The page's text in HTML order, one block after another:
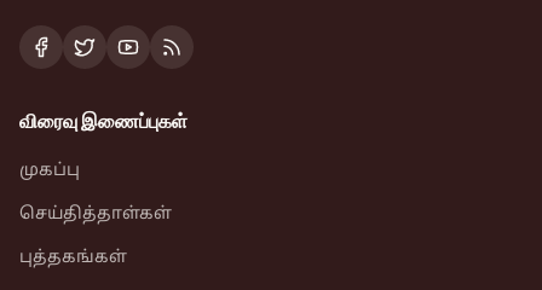
விரைவு இணைப்புகள்
முகப்பு
செய்தித்தாள்கள்
புத்தகங்கள்